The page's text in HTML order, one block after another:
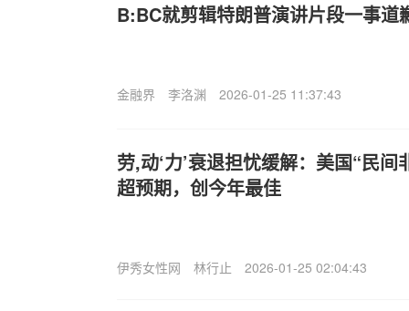
B:BC就剪辑特朗普演讲片段一事道
金融界 李洛渊 2026-01-25 11:37:43
劳,动‘力’衰退担忧缓解：美国“民
超预期，创今年最佳
伊秀女性网 林行止 2026-01-25 02:04:43